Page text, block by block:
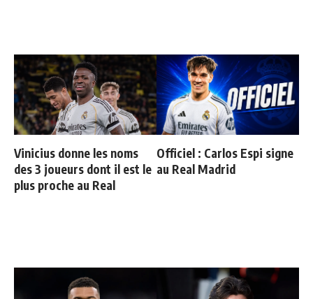
Vinicius donne les noms
des 3 joueurs dont il est le
plus proche au Real
Officiel : Carlos Espi signe
au Real Madrid